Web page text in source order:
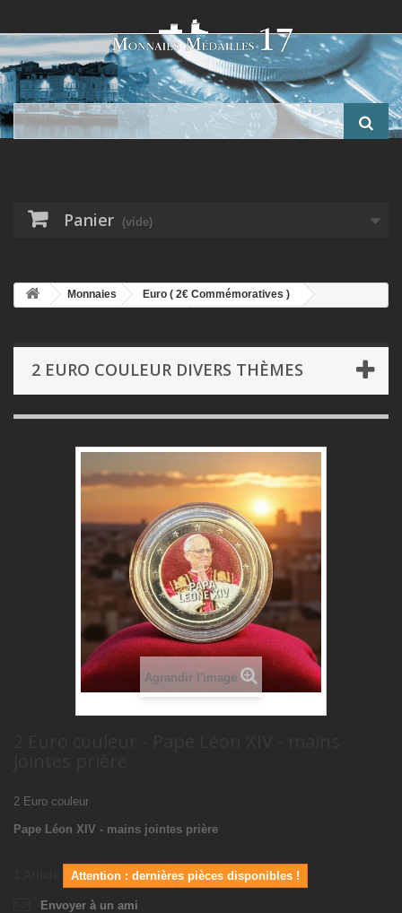
Panier (vide)
Monnaies
Euro ( 2€ Commémoratives )
2 EURO COULEUR DIVERS THÈMES
Agrandir l'image
2 Euro couleur
Pape Léon XIV - mains jointes prière
Attention : dernières pièces disponibles !
Envoyer à un ami